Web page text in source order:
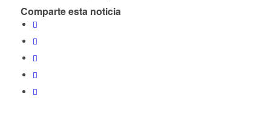
Comparte esta noticia